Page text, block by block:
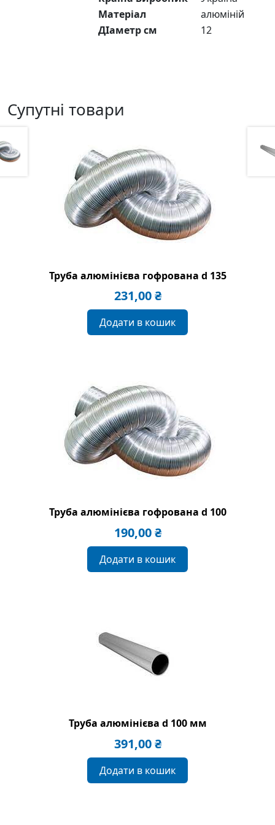
Матеріал
алюміній
ДІаметр см
12
Супутні товари
Труба алюмінієва гофрована d 135
231,00₴
Додати в кошик
Труба алюмінієва гофрована d 100
190,00₴
Додати в кошик
Труба алюмінієва d 100 мм
391,00₴
Додати в кошик